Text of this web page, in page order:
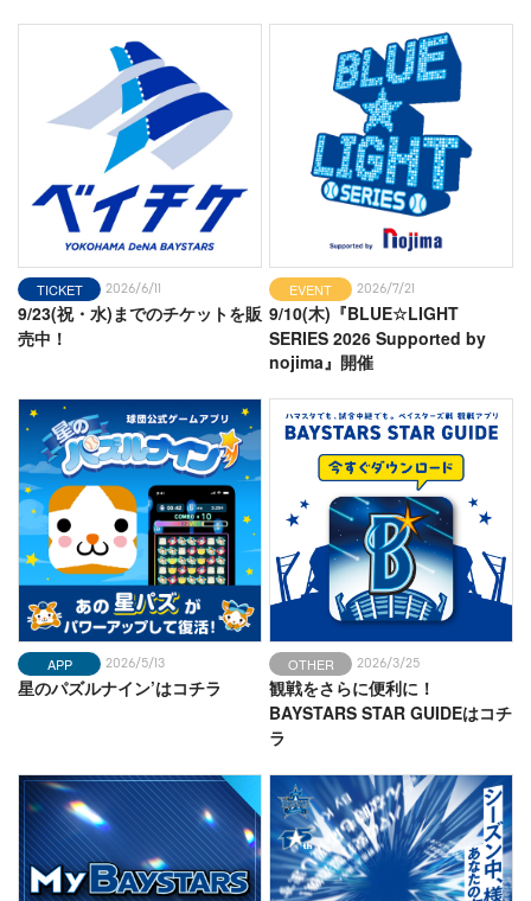
チームスタッフ☆ブログ
やっぱり、、、
BLOG 2026-08-05
蔵出しコンテンツ
スターナイトオフショット【牧選手】
球団広報の徒然日記
ベイスターズジュニアセレクション⚾️
2026-08-04
チームスタッフ☆ブログ
今日もサロンは賑やか(☝︎ ՞ਊ ՞)☝︎
BLOG 2026-08-04
蔵出しコンテンツ
スターナイト【メイキング映像】
BLOG 2026-08-03
チームスタッフ☆ブログ
昨日の答え☆
PLAYERS 2026-08-03
選手アンケート
今年もっと仲良くなりたい人は？【投手編その
⑧】
PLAYERS 2026-08-03
ベイスターズ質問箱
小田 康一郎選手
TICKET 2026/6/11
9/23(祝・水)までのチケットを販
売中！
EVENT 2026/7/21
9/10(木)『BLUE☆LIGHT
SERIES 2026 Supported by
nojima』開催
APP 2026/5/13
星のパズルナイン’はコチラ
OTHER 2026/3/25
観戦をさらに便利に！
BAYSTARS STAR GUIDEはコチ
ラ